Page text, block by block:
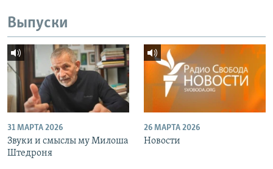
Выпуски
31 МАРТА 2026
Звуки и смыслы му Милоша
Штедроня
26 МАРТА 2026
Новости